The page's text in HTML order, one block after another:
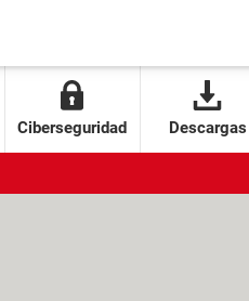
Ciberseguridad Descargas